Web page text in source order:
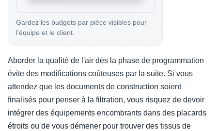
Gardez les budgets par pièce visibles pour
l’équipe et le client.
Aborder la qualité de l'air dès la phase de programmation
évite des modifications coûteuses par la suite. Si vous
attendez que les documents de construction soient
finalisés pour penser à la filtration, vous risquez de devoir
intégrer des équipements encombrants dans des placards
étroits ou de vous démener pour trouver des tissus de